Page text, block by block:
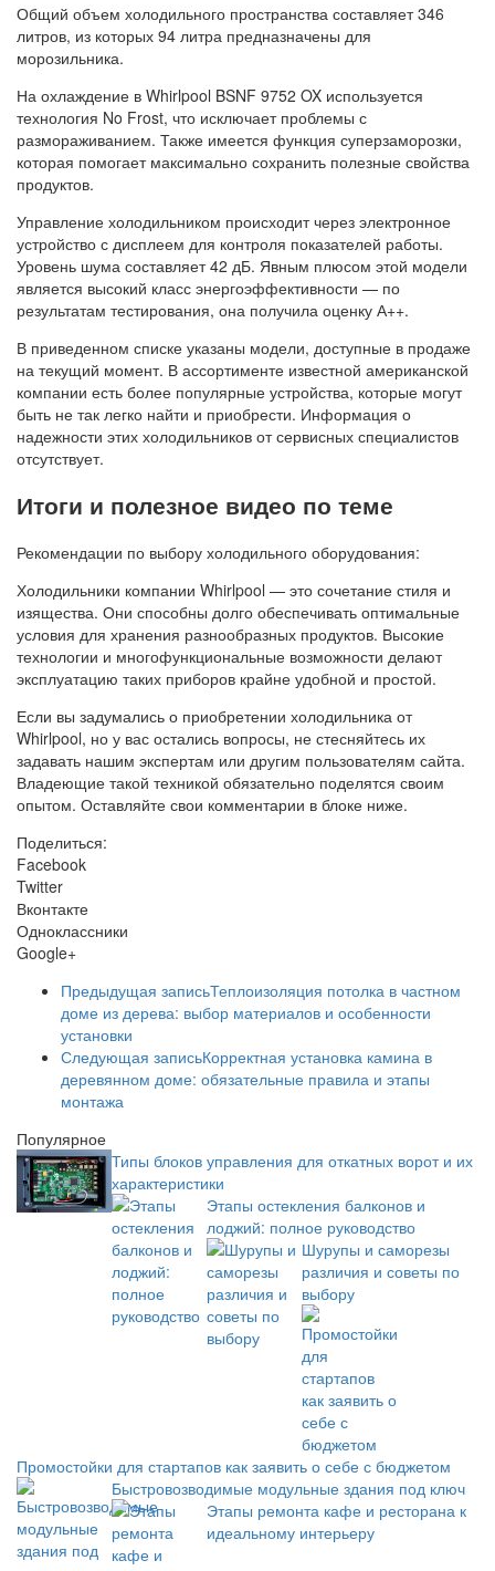
Общий объем холодильного пространства составляет 346
литров, из которых 94 литра предназначены для
морозильника.
На охлаждение в Whirlpool BSNF 9752 OX используется
технология No Frost, что исключает проблемы с
размораживанием. Также имеется функция суперзаморозки,
которая помогает максимально сохранить полезные свойства
продуктов.
Управление холодильником происходит через электронное
устройство с дисплеем для контроля показателей работы.
Уровень шума составляет 42 дБ. Явным плюсом этой модели
является высокий класс энергоэффективности — по
результатам тестирования, она получила оценку А++.
В приведенном списке указаны модели, доступные в продаже
на текущий момент. В ассортименте известной американской
компании есть более популярные устройства, которые могут
быть не так легко найти и приобрести. Информация о
надежности этих холодильников от сервисных специалистов
отсутствует.
Итоги и полезное видео по теме
Рекомендации по выбору холодильного оборудования:
Холодильники компании Whirlpool — это сочетание стиля и
изящества. Они способны долго обеспечивать оптимальные
условия для хранения разнообразных продуктов. Высокие
технологии и многофункциональные возможности делают
эксплуатацию таких приборов крайне удобной и простой.
Если вы задумались о приобретении холодильника от
Whirlpool, но у вас остались вопросы, не стесняйтесь их
задавать нашим экспертам или другим пользователям сайта.
Владеющие такой техникой обязательно поделятся своим
опытом. Оставляйте свои комментарии в блоке ниже.
Поделиться:
Facebook
Twitter
Вконтакте
Одноклассники
Google+
Предыдущая записьТеплоизоляция потолка в частном
доме из дерева: выбор материалов и особенности
установки
Следующая записьКорректная установка камина в
деревянном доме: обязательные правила и этапы
монтажа
Популярное
Типы блоков управления для откатных ворот и их
характеристики
Этапы остекления балконов и
лоджий: полное руководство
Шурупы и саморезы
различия и советы по
выбору
Промостойки для стартапов как заявить о себе с бюджетом
Быстровозводимые модульные здания под ключ
Этапы ремонта кафе и ресторана к
идеальному интерьеру